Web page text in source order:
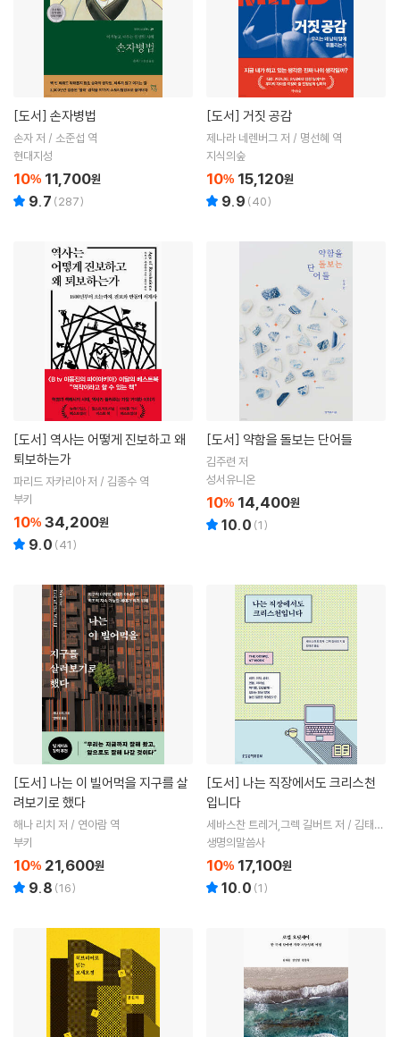
[도서] 손자병법
손자 저 / 소준섭 역
현대지성
10% 11,700원
9.7 (287)
[도서] 거짓 공감
제나라 네렌버그 저 / 명선혜 역
지식의숲
10% 15,120원
9.9 (40)
[도서]
퇴보하는가
파리드 자카리아 저 / 김종수 역
부키
10% 34,200원
9.0 (41)
[도서] 약함을 돌보는 단어들
김주련 저
성서유니온
10% 14,400원
10.0 (1)
[도서]
려보기로 했다
해나 리치 저 / 연아람 역
부키
10% 21,600원
9.8 (16)
[도서]
입니다
세바스찬 트레거,그렉 길버트 저 / 김태곤
역
생명의말씀사
10% 17,100원
10.0 (1)